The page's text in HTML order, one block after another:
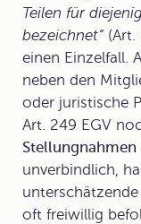
Teilen für
bezeichnet“ (Art.
einen Einzelfall.
neben den
oder juristische
Art. 249 EGV
Stellungnahmen
unverbindlich,
oft freiwillig